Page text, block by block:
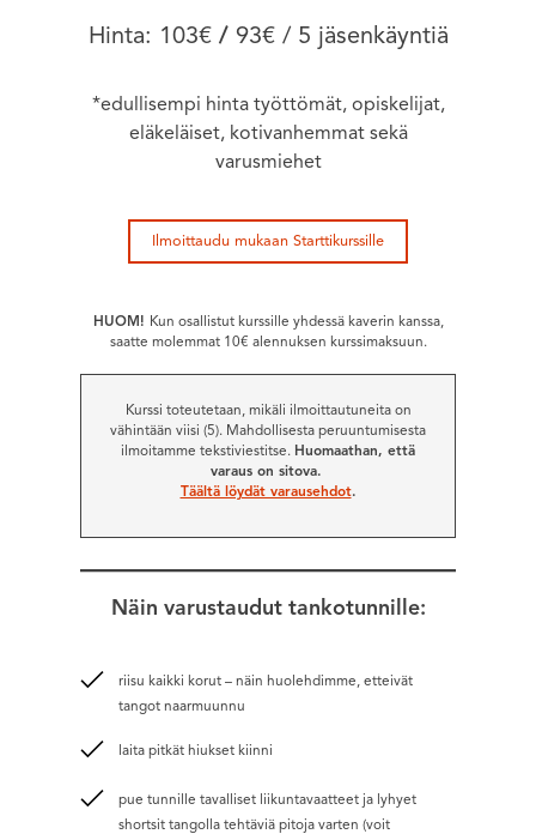
Hinta: 103€ / 93€ / 5 jäsenkäyntiä
*edullisempi hinta työttömät, opiskelijat,
eläkeläiset, kotivanhemmat sekä
varusmiehet
Ilmoittaudu mukaan Starttikurssille
HUOM! Kun osallistut kurssille yhdessä kaverin kanssa,
saatte molemmat 10€ alennuksen kurssimaksuun.
Kurssi toteutetaan, mikäli ilmoittautuneita on
vähintään viisi (5). Mahdollisesta peruuntumisesta
ilmoitamme tekstiviestitse. Huomaathan, että
varaus on sitova.
Täältä löydät varausehdot.
Näin varustaudut tankotunnille:
riisu kaikki korut – näin huolehdimme, etteivät
tangot naarmuunnu
laita pitkät hiukset kiinni
pue tunnille tavalliset liikuntavaatteet ja lyhyet
shortsit tangolla tehtäviä pitoja varten (voit